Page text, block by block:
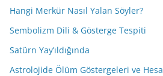
Hangi Merkür Nasıl Yalan Söyler?
Sembolizm Dili & Gösterge Tespiti
Satürn Yay’ıldığında
Astrolojide Ölüm Göstergeleri ve